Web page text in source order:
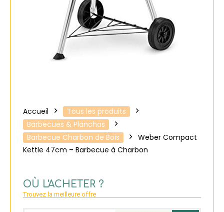
Accueil
Tous les produits
Barbecues & Planchas
Barbecue Charbon de Bois
Weber Compact
Kettle 47cm – Barbecue à Charbon
OÙ L'ACHETER ?
Trouvez la meilleure offre